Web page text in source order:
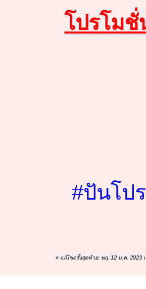
โปรโมชั่
#ปันโป
« แก้ไขครั้งสุดท้าย: พฤ. 12 ม.ค. 2023